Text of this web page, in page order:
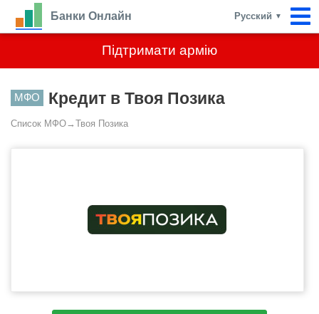
Підтримати армію
Банки Онлайн Русский ▼
МФО Кредит в Твоя Позика
Список МФО→ Твоя Позика